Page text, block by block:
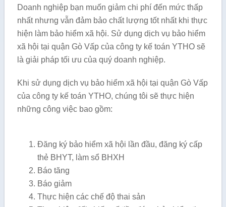
Doanh nghiệp bạn muốn giảm chi phí đến mức thấp
nhất nhưng vẫn đảm bảo chất lượng tốt nhất khi thực
hiện làm bảo hiểm xã hội. Sử dụng dịch vụ bảo hiểm
xã hội tại quận Gò Vấp của công ty kế toán YTHO sẽ
là giải pháp tối ưu của quý doanh nghiệp.
Khi sử dụng dịch vụ bảo hiểm xã hội tại quận Gò Vấp
của công ty kế toán YTHO, chúng tôi sẽ thực hiện
những công việc bao gồm:
Đăng ký bảo hiểm xã hội lần đầu, đăng ký cấp
thẻ BHYT, làm sổ BHXH
Báo tăng
Báo giảm
Thực hiện các chế độ thai sản